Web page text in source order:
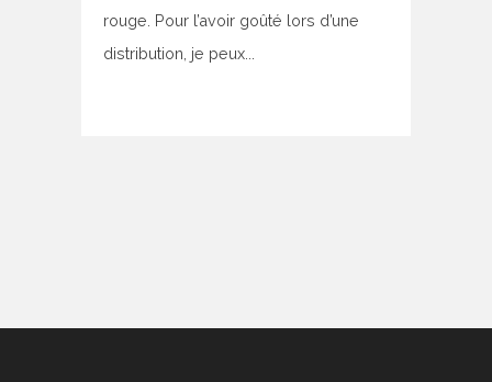
rouge. Pour l’avoir goûté lors d’une
distribution, je peux...